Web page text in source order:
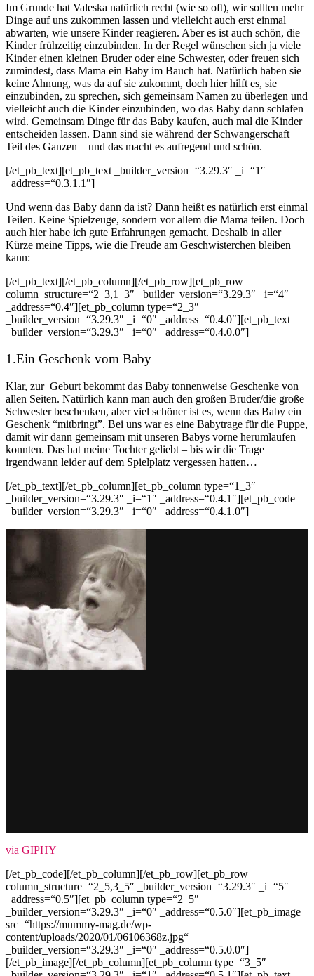
Im Grunde hat Valeska natürlich recht (wie so oft), wir sollten mehr
Dinge auf uns zukommen lassen und vielleicht auch erst einmal
abwarten, wie unsere Kinder reagieren. Aber es ist auch schön, die
Kinder frühzeitig einzubinden. In der Regel wünschen sich ja viele
Kinder einen kleinen Bruder oder eine Schwester, oder freuen sich
zumindest, dass Mama ein Baby im Bauch hat. Natürlich haben sie
keine Ahnung, was da auf sie zukommt, doch hier hilft es, sie
einzubinden, zu sprechen, sich gemeinsam Namen zu überlegen und
vielleicht auch die Kinder einzubinden, wo das Baby dann schlafen
wird. Gemeinsam Dinge für das Baby kaufen, auch mal die Kinder
entscheiden lassen. Dann sind sie während der Schwangerschaft
Teil des Ganzen – und das macht es aufregend und schön.
[/et_pb_text][et_pb_text _builder_version=“3.29.3″ _i=“1″
_address=“0.3.1.1″]
Und wenn das Baby dann da ist? Dann heißt es natürlich erst einmal
Teilen. Keine Spielzeuge, sondern vor allem die Mama teilen. Doch
auch hier habe ich gute Erfahrungen gemacht. Deshalb in aller
Kürze meine Tipps, wie die Freude am Geschwisterchen bleiben
kann:
[/et_pb_text][/et_pb_column][/et_pb_row][et_pb_row
column_structure=“2_3,1_3″ _builder_version=“3.29.3″ _i=“4″
_address=“0.4″][et_pb_column type=“2_3″
_builder_version=“3.29.3″ _i=“0″ _address=“0.4.0″][et_pb_text
_builder_version=“3.29.3″ _i=“0″ _address=“0.4.0.0″]
1.Ein Geschenk vom Baby
Klar, zur Geburt bekommt das Baby tonnenweise Geschenke von
allen Seiten. Natürlich kann man auch den großen Bruder/die große
Schwester beschenken, aber viel schöner ist es, wenn das Baby ein
Geschenk “mitbringt”. Bei uns war es eine Babytrage für die Puppe,
damit wir dann gemeinsam mit unseren Babys vorne herumlaufen
konnten. Das hat meine Tochter geliebt – bis wir die Trage
irgendwann leider auf dem Spielplatz vergessen hatten…
[/et_pb_text][/et_pb_column][et_pb_column type=“1_3″
_builder_version=“3.29.3″ _i=“1″ _address=“0.4.1″][et_pb_code
_builder_version=“3.29.3″ _i=“0″ _address=“0.4.1.0″]
via GIPHY
[/et_pb_code][/et_pb_column][/et_pb_row][et_pb_row
column_structure=“2_5,3_5″ _builder_version=“3.29.3″ _i=“5″
_address=“0.5″][et_pb_column type=“2_5″
_builder_version=“3.29.3″ _i=“0″ _address=“0.5.0″][et_pb_image
src=“https://mummy-mag.de/wp-
content/uploads/2020/01/06106368z.jpg“
_builder_version=“3.29.3″ _i=“0″ _address=“0.5.0.0″]
[/et_pb_image][/et_pb_column][et_pb_column type=“3_5″